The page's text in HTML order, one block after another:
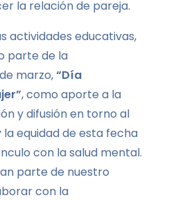
la relación de pareja.
actividades educativas,
parte de la
marzo,“Día
, como aporte a la
y difusión en torno al
equidad de esta fecha
con la salud mental.
parte de nuestro
con la